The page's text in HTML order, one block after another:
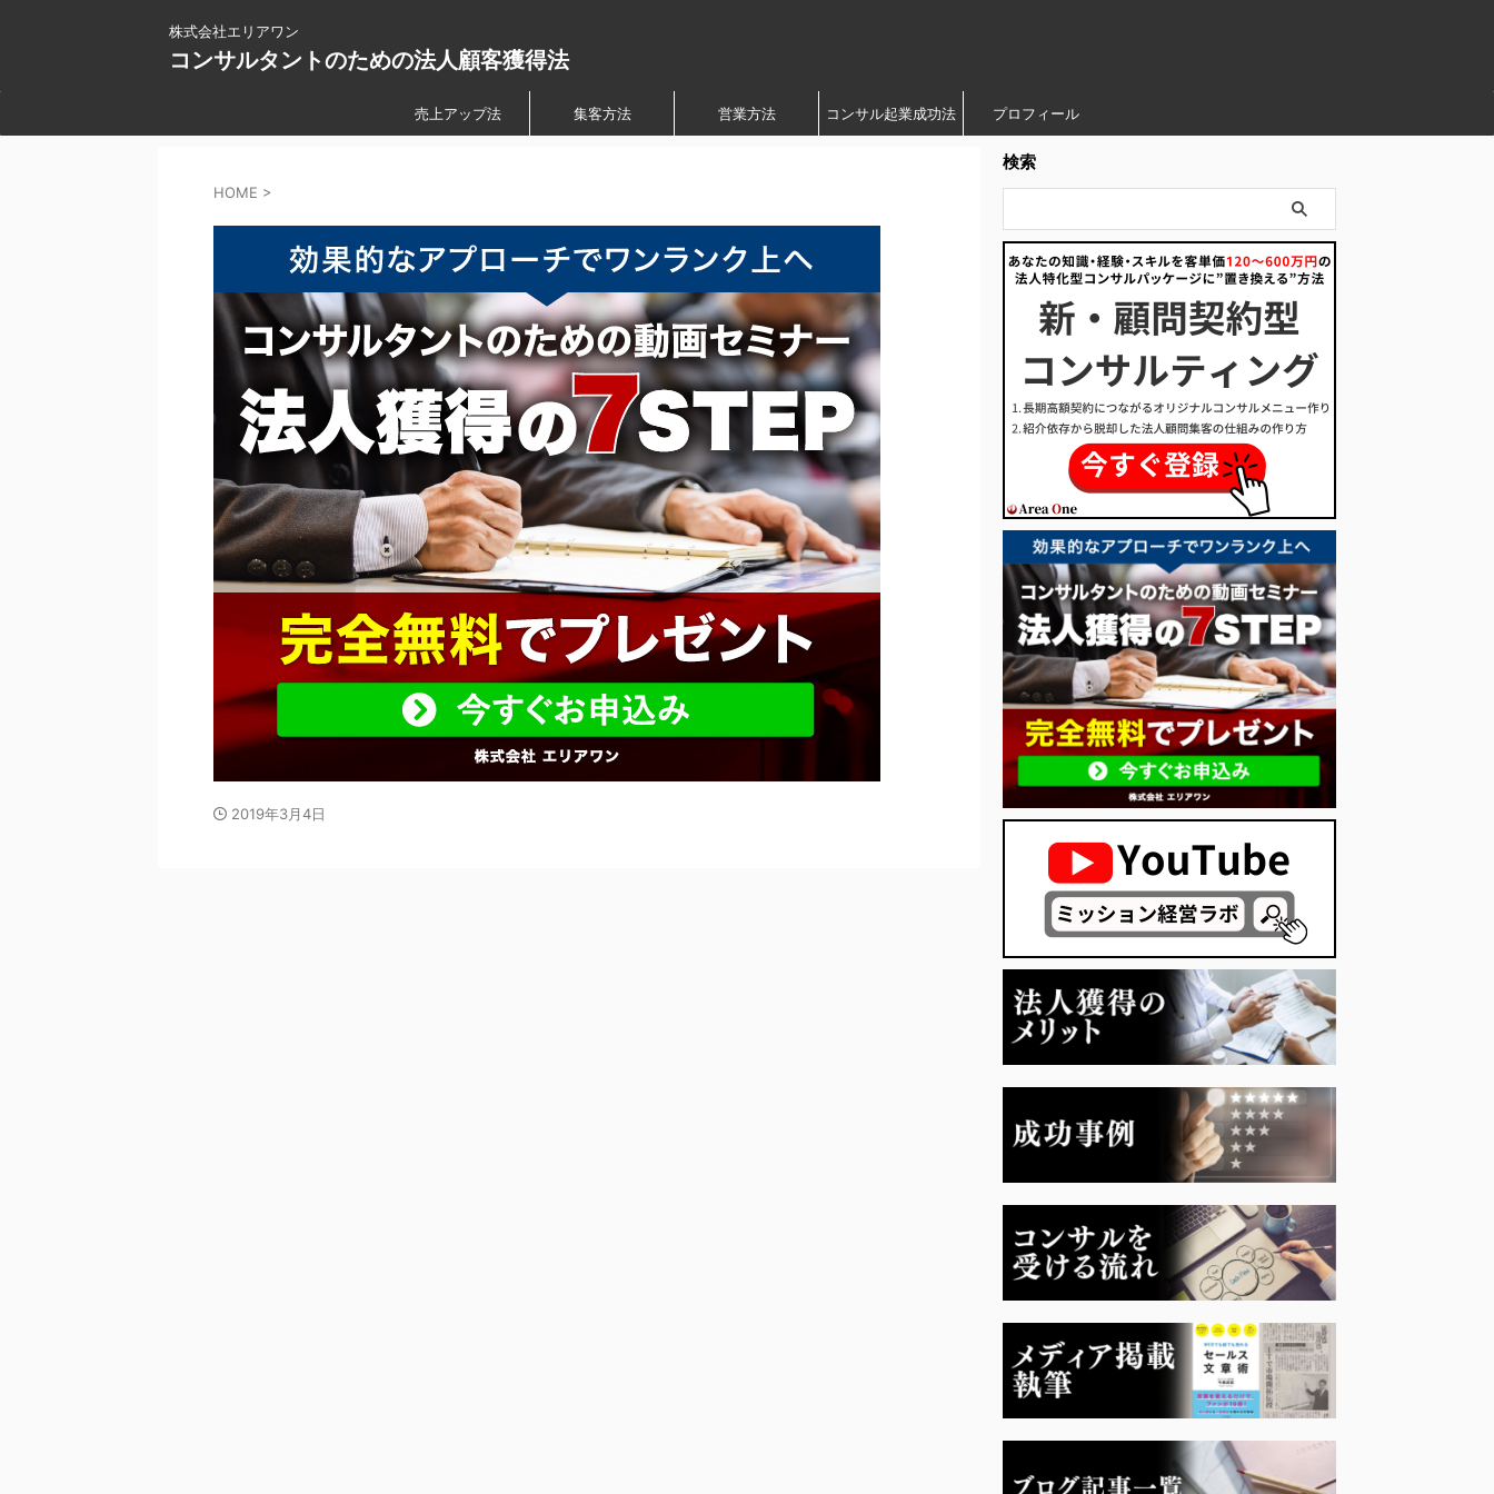
株式会社エリアワン
コンサルタントのための法人顧客獲得法
売上アップ法 集客方法 営業方法 コンサル起業成功法 プロフィール
HOME >
2019年3月4日
検索